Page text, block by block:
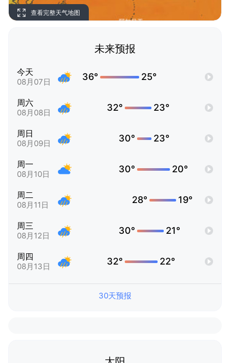
查看完整天气地图
未来预报
今天
08月07日 36° 25°
周六
08月08日 32° 23°
周日
08月09日 30° 23°
周一
08月10日 30° 20°
周二
08月11日 28° 19°
周三
08月12日 30° 21°
周四
08月13日 32° 22°
30天预报